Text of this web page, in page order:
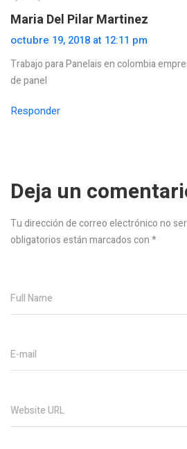
Maria Del Pilar Martinez
octubre 19, 2018 at 12:11 pm
Trabajo para Panelais en colombia
de panel
Responder
Deja un
Tu dirección de correo electrónico no
obligatorios están marcados con*
Full Name
E-mail
Website URL